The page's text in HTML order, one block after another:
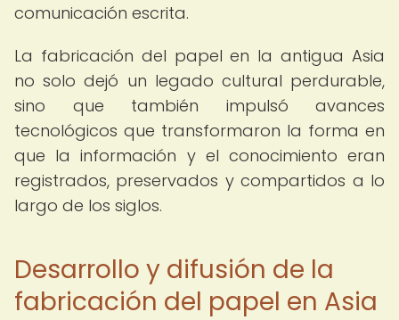
comunicación escrita.
La fabricación del papel en la antigua Asia
no solo dejó un legado cultural perdurable,
sino que también impulsó avances
tecnológicos que transformaron la forma en
que la información y el conocimiento eran
registrados, preservados y compartidos a lo
largo de los siglos.
Desarrollo y difusión de la
fabricación del papel en Asia